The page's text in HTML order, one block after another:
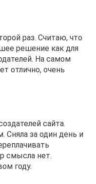
раз. Считаю, что
решение как для
На самом
отлично, очень
сайта.
Сняла за один день и
смысла нет.
году.